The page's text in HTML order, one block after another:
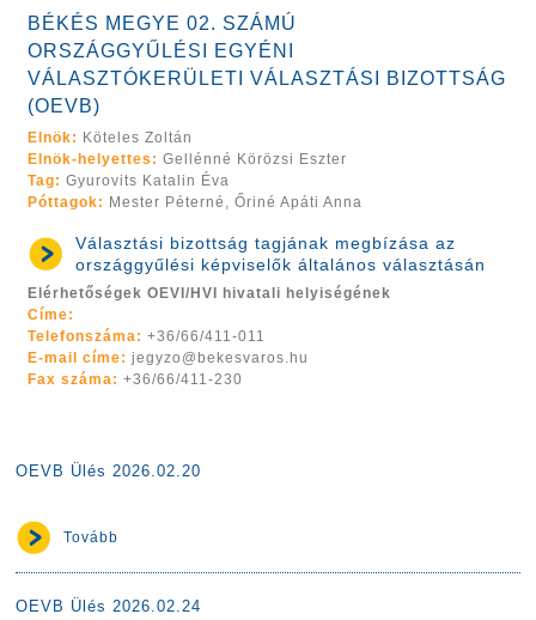
BÉKÉS MEGYE 02. SZÁMÚ
ORSZÁGGYŰLÉSI EGYÉNI
VÁLASZTÓKERÜLETI VÁLASZTÁSI BIZOTTSÁG
(OEVB)
Elnök: Köteles Zoltán
Elnök-helyettes: Gellénné Körözsi Eszter
Tag: Gyurovits Katalin Éva
Póttagok: Mester Péterné, Őriné Apáti Anna
Választási bizottság tagjának megbízása az
országgyűlési képviselők általános választásán
Elérhetőségek OEVI/HVI hivatali helyiségének
Címe:
Telefonszáma: +36/66/411-011
E-mail címe: jegyzo@bekesvaros.hu
Fax száma: +36/66/411-230
OEVB Ülés 2026.02.20
Tovább
OEVB Ülés 2026.02.24